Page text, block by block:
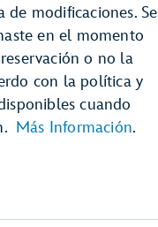
modificaciones. Se
en el momento
o no la
con la política y
cuando
Más Información.